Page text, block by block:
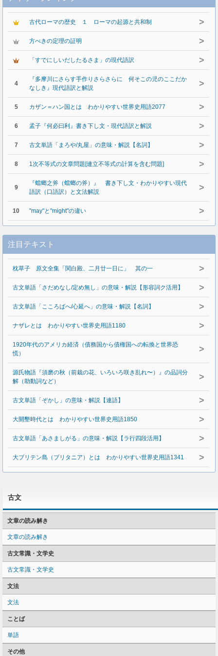
古代ローマの歴史 １ ローマの起源と共和制 >
方べきの定理の証明 >
「すでにしいだしたるさま」の現代語訳 >
4
『多摩川にさらす手作りさらさらに 何そこの児のここだか
なしき』現代語訳と解説
>
5 カザン＝ハン国とは わかりやすい世界史用語2077 >
6 孟子『何必曰利』書き下し文・現代語訳と解説 >
7 古文単語「まろや/丸屋」の意味・解説【名詞】 >
8 1次不等式の文章問題[連立不等式の計算を含む問題] >
9
『蟷螂之斧（蟷螂の斧）』 書き下し文・わかりやすい現代
語訳（口語訳）と文法解説
>
10 "may"と"might"の違い >
注目テキスト
枕草子 原文全集「関白殿、二月廿一日に」 其の一 >
古文単語「さだめなし/定め無し」の意味・解説【形容詞ク活用】 >
古文単語「こころばへ/心延へ」の意味・解説【名詞】 >
ナザレとは わかりやすい世界史用語1180 >
1920年代のアメリカ経済（債務国から債権国への転換と世界恐
慌）
>
源氏物語『須磨の秋（前栽の花、いろいろ咲き乱れ〜）』の品詞分
解（助動詞など）
>
古文単語「ぞかし」の意味・解説【連語】 >
大開墾時代とは わかりやすい世界史用語1850 >
古文単語「あさましがる」の意味・解説【ラ行四段活用】 >
大ブリテン島（ブリタニア）とは わかりやすい世界史用語1341 >
古文
文章の読み解き
文章の読み解き
古文常識・文学史
古文常識・文学史
文法
文法
ことば
単語
その他